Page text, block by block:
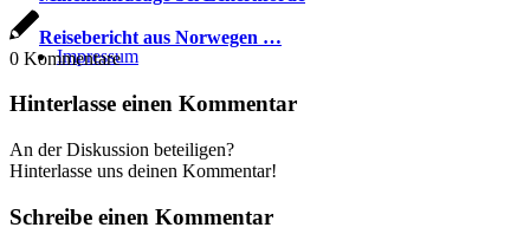
Impressum
Reisebericht aus Norwegen …
0 Kommentare
Hinterlasse einen Kommentar
An der Diskussion beteiligen?
Hinterlasse uns deinen Kommentar!
Schreibe einen Kommentar